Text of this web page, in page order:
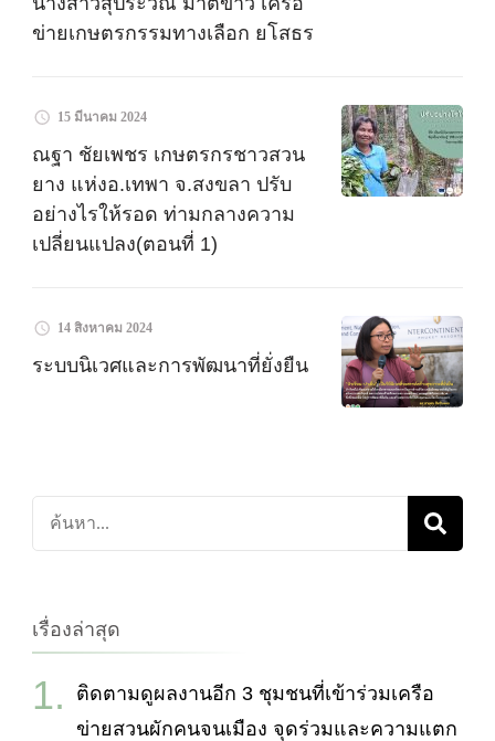
ข่ายเกษตรกรรมทางเลือก ยโสธร
15 มีนาคม 2024
ณฐา ชัยเพชร เกษตรกรชาวสวน
ยาง แห่งอ.เทพา จ.สงขลา ปรับ
อย่างไรให้รอด ท่ามกลางความ
เปลี่ยนแปลง(ตอนที่ 1)
14 สิงหาคม 2024
ระบบนิเวศและการพัฒนาที่ยั่งยืน
ค้นหา
เกี่ยว
เรื่องล่าสุด
ติดตามดูผลงานอีก 3 ชุมชนที่เข้าร่วมเครือ
ข่ายสวนผักคนจนเมือง จุดร่วมและความแตก